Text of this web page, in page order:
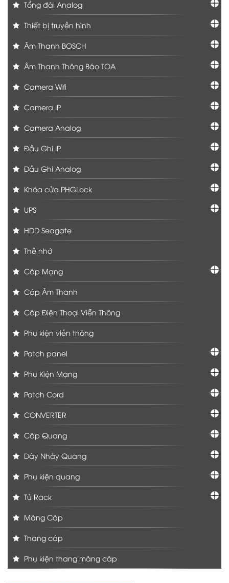
Tổng đài Analog
Thiết bị truyền hình
Âm Thanh BOSCH
Âm Thanh Thông Báo TOA
Camera Wifi
Camera IP
Camera Analog
Đầu Ghi IP
Đầu Ghi Analog
Khóa cửa PHGLock
UPS
HDD Seagate
Thẻ nhớ
Cáp Mạng
Cáp Âm Thanh
Cáp Điện Thoại Viễn Thông
Phụ kiện viễn thông
Patch panel
Phụ Kiện Mạng
Patch Cord
CONVERTER
Cáp Quang
Dây Nhảy Quang
Phụ kiện quang
Tủ Rack
Máng Cáp
Thang cáp
Phụ kiện thang máng cáp